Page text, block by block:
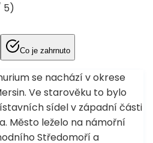
5)
Co je zahrnuto
se nachází v okrese
Ve starověku to bylo
sídel v západní části
Město leželo na námořní
Středomoří a